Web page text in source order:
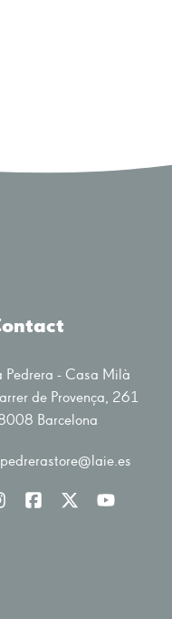
Pedrera - Casa Milà
de Provença, 261
Barcelona